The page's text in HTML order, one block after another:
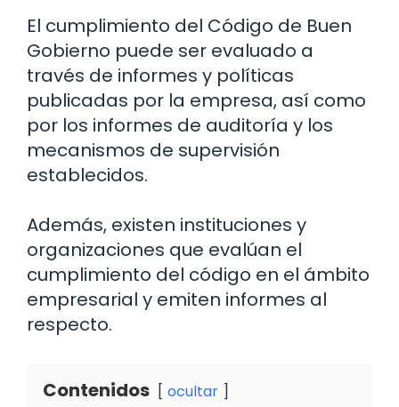
El cumplimiento del Código de Buen
Gobierno puede ser evaluado a
través de informes y políticas
publicadas por la empresa, así como
por los informes de auditoría y los
mecanismos de supervisión
establecidos.
Además, existen instituciones y
organizaciones que evalúan el
cumplimiento del código en el ámbito
empresarial y emiten informes al
respecto.
Contenidos ocultar